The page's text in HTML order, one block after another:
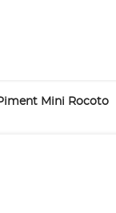
Mini Rocoto